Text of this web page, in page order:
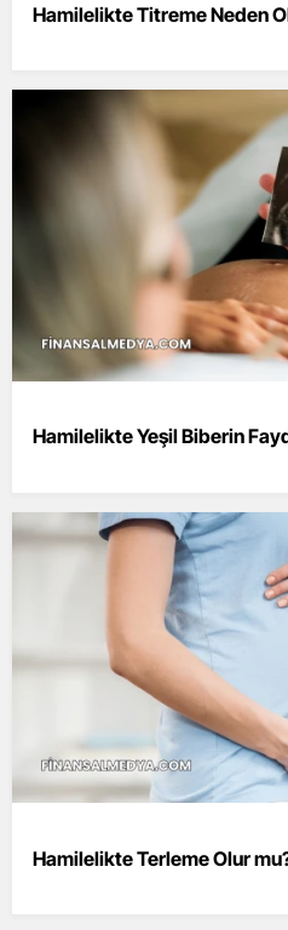
Hamilelikte Titreme Neden
Hamilelikte Yeşil Biberin
Hamilelikte Terleme Olur